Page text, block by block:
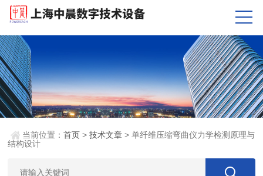
当前位置：首页 >技术文章 > 单纤维压缩弯曲仪力学检测原理与
结构设计